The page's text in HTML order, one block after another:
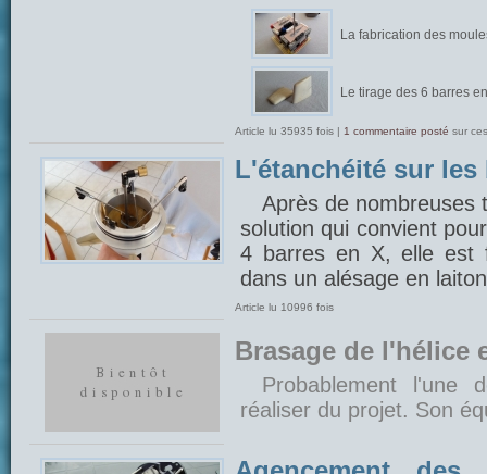
La fabrication des
Le tirage des 6 barres
Article lu 35935 fois | 1 commentaire posté sur
L'étanchéité sur les
Après de nombreuses
solution qui convient
4 barres en X, elle est
dans un alésage en
Article lu 10996 fois
Brasage de l'hélice
Probablement l'une
réaliser du projet. Son